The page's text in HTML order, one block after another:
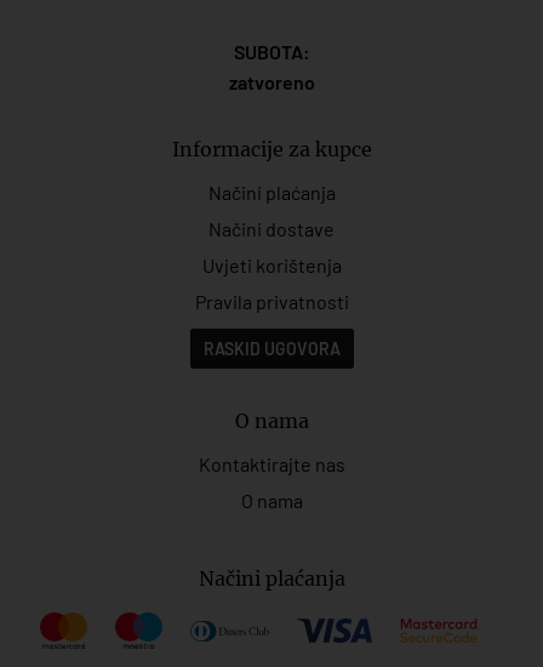
SUBOTA:
zatvoreno
Informacije za kupce
Načini plaćanja
Načini dostave
Uvjeti korištenja
Pravila privatnosti
RASKID UGOVORA
O nama
Kontaktirajte nas
O nama
Načini plaćanja